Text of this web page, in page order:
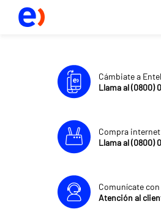
Cámbiate a Entel
Llama al (0800)
Compra
Llama al (0800)
Comunícate
Atención al